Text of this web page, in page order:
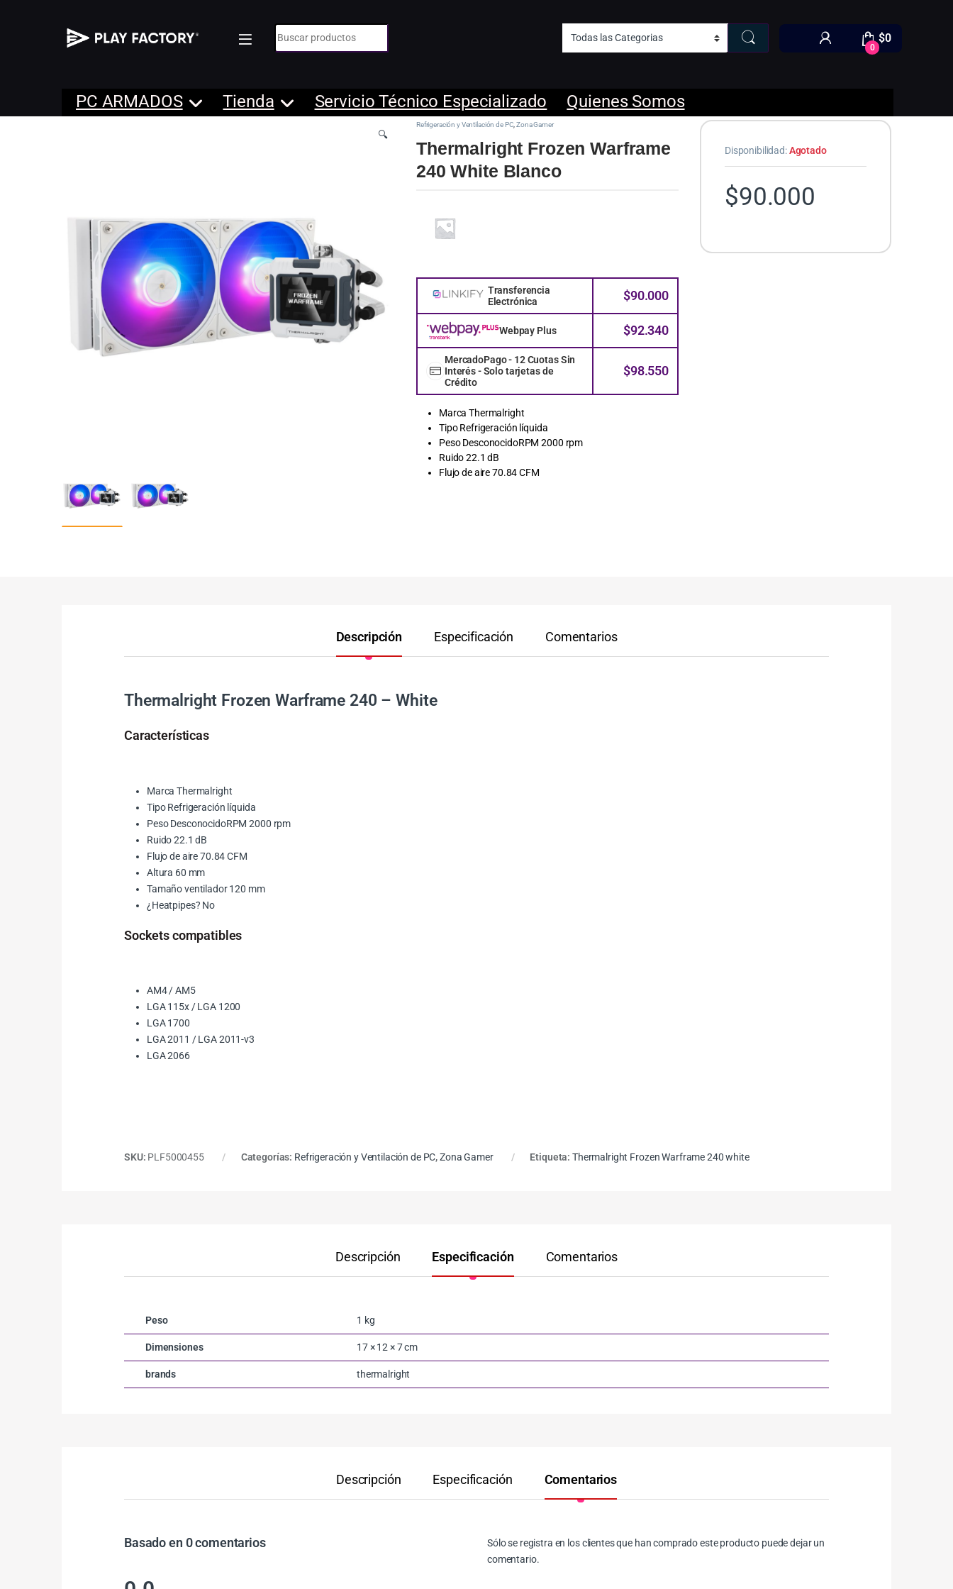
Búsqueda de:
0
$0
PC ARMADOS Tienda Servicio Técnico Especializado Quienes Somos
🔍
Refrigeración y Ventilación de PC ,Zona Gamer
Thermalright Frozen Warframe
240 White Blanco
Transferencia
Electrónica
$90.000
Webpay Plus $92.340
MercadoPago - 12 Cuotas Sin
Interés - Solo tarjetas de
Crédito
$98.550
Marca Thermalright
Tipo Refrigeración líquida
Peso DesconocidoRPM 2000 rpm
Ruido 22.1 dB
Flujo de aire 70.84 CFM
Disponibilidad:Agotado
$90.000
Descripción Especificación Comentarios
Thermalright Frozen Warframe 240 – White
Características
Marca Thermalright
Tipo Refrigeración líquida
Peso DesconocidoRPM 2000 rpm
Ruido 22.1 dB
Flujo de aire 70.84 CFM
Altura 60 mm
Tamaño ventilador 120 mm
¿Heatpipes? No
Sockets compatibles
AM4 / AM5
LGA 115x / LGA 1200
LGA 1700
LGA 2011 / LGA 2011-v3
LGA 2066
SKU: PLF5000455 Categorías: Refrigeración y Ventilación de PC,Zona Gamer Etiqueta:Thermalright Frozen Warframe 240 white
Descripción Especificación Comentarios
Peso 1 kg
Dimensiones 17 × 12 × 7 cm
brands thermalright
Descripción Especificación Comentarios
Basado en 0 comentarios
Sólo se registra en los clientes que han comprado este producto puede dejar un
comentario.